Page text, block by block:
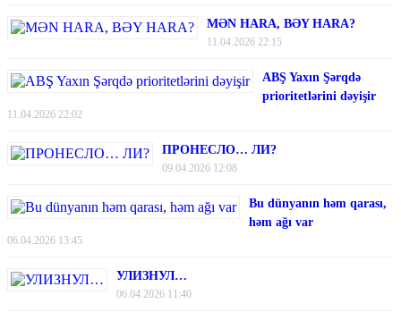
MƏN HARA, BƏY HARA?
11.04.2026 22:15
ABŞ Yaxın Şərqdə
prioritetlərini dəyişir
11.04.2026 22:02
ПРОНЕСЛО… ЛИ?
09.04.2026 12:08
Bu dünyanın həm qarası,
həm ağı var
06.04.2026 13:45
УЛИЗНУЛ…
06.04.2026 11:40